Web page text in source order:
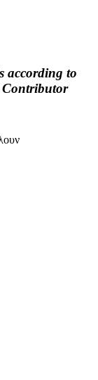
according to
Contributor